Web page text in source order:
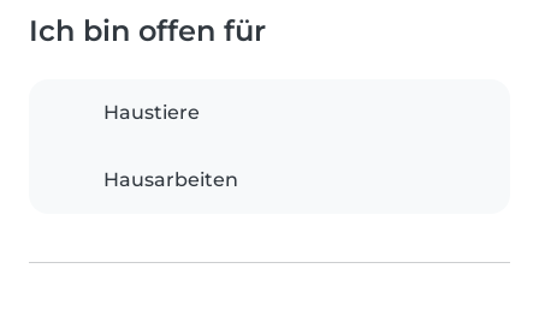
Ich bin offen für
Haustiere
Hausarbeiten